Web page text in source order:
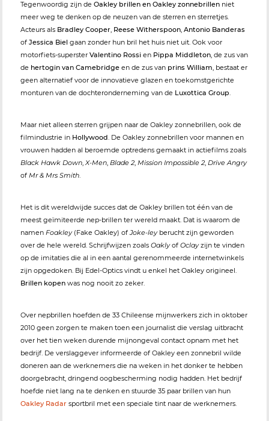
Tegenwoordig zijn de Oakley brillen en Oakley zonnebrillen niet
meer weg te denken op de neuzen van de sterren en sterretjes.
Acteurs als Bradley Cooper, Reese Witherspoon, Antonio Banderas
of Jessica Biel gaan zonder hun bril het huis niet uit. Ook voor
motorfiets-superster Valentino Rossi en Pippa Middleton, de zus van
de hertogin van Camebridge en de zus van prins William, bestaat er
geen alternatief voor de innovatieve glazen en toekomstgerichte
monturen van de dochteronderneming van de Luxottica Group.
Maar niet alleen sterren grijpen naar de Oakley zonnebrillen, ook de
filmindustrie in Hollywood. De Oakley zonnebrillen voor mannen en
vrouwen hadden al beroemde optredens gemaakt in actiefilms zoals
Black Hawk Down, X-Men, Blade 2, Mission Impossible 2, Drive Angry
of Mr & Mrs Smith.
Het is dit wereldwijde succes dat de Oakley brillen tot één van de
meest geïmiteerde nep-brillen ter wereld maakt. Dat is waarom de
namen Foakley(Fake Oakley) ofJoke-leyberucht zijn geworden
over de hele wereld. Schrijfwijzen zoals Oaklyof Oclayzijn te vinden
op de imitaties die al in een aantal gerenommeerde internetwinkels
zijn opgedoken. Bij Edel-Optics vindt u enkel het Oakley origineel.
Brillen kopen was nog nooit zo zeker.
Over nepbrillen hoefden de 33 Chileense mijnwerkers zich in oktober
2010 geen zorgen te maken toen een journalist die verslag uitbracht
over het tien weken durende mijnongeval contact opnam met het
bedrijf. De verslaggever informeerde of Oakley een zonnebril wilde
doneren aan de werknemers die na weken in het donker te hebben
doorgebracht, dringend oogbescherming nodig hadden. Het bedrijf
hoefde niet lang na te denken en stuurde 35 paar brillen van hun
Oakley Radar sportbril met een speciale tint naar de werknemers.